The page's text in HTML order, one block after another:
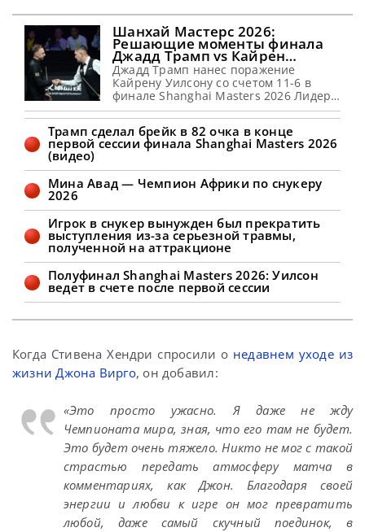
Шанхай Мастерс 2026:
Решающие моменты финала
Джадд Трамп vs Кайрен
Уилсон (видео)
Джадд Трамп нанес поражение
Кайрену Уилсону со счетом 11-6 в
финале Shanghai Masters 2026 Лидер
мирового рейтинга Джадд Трамп
завоевал второй титул в Шанхае,
обыграв Кайрена Уилсона со счетом
11-6 в финале Shanghai Masters 2026.
73, 62, 67, 55, 82 и 51 очка. В то время
как
Трамп сделал брейк в 82 очка в конце
первой сессии финала Shanghai Masters 2026
(видео)
Мина Авад — Чемпион Африки по снукеру
2026
Игрок в снукер вынужден был прекратить
выступления из-за серьезной травмы,
полученной на аттракционе
Полуфинал Shanghai Masters 2026: Уилсон
ведет в счете после первой сессии
Когда Стивена Хендри спросили о недавнем уходе из
жизни Джона Вирго, он добавил:
«Это просто ужасно. Я даже не жду
Чемпионата мира, зная, что его там не будет.
Это будет очень тяжело. Никто не мог с такой
страстью передать атмосферу матча в
комментариях, как Джон. Благодаря своей
энергии и любви к игре он мог превратить
любой, даже самый скучный поединок, в